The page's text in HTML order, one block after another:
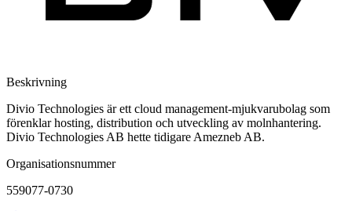
Beskrivning
Divio Technologies är ett cloud management-mjukvarubolag som
förenklar hosting, distribution och utveckling av molnhantering.
Divio Technologies AB hette tidigare Amezneb AB.
Organisationsnummer
559077-0730